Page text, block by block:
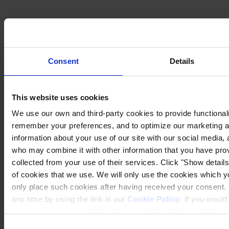
Consent Details
This website uses cookies
We use our own and third-party cookies to provide
remember your preferences, and to optimize our marketing
information about your use of our site with our social
who may combine it with other information that you have
collected from your use of their services. Click "Show
of cookies that we use. We will only use the cookies which
only place such cookies after having received your
any time by using the link in our Cookie Policy. If you